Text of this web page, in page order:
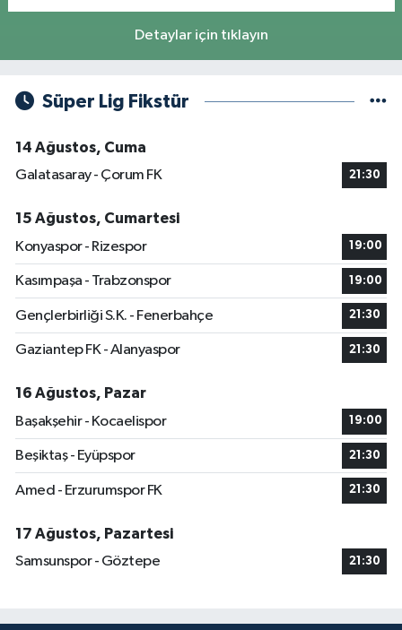
Detaylar için tıklayın
Süper Lig Fikstür
14 Ağustos, Cuma
Galatasaray - Çorum FK
21:30
15 Ağustos, Cumartesi
Konyaspor - Rizespor
19:00
Kasımpaşa - Trabzonspor 19:00
Gençlerbirliği S.K. - Fenerbahçe 21:30
Gaziantep FK - Alanyaspor 21:30
16 Ağustos, Pazar
Başakşehir - Kocaelispor
19:00
Beşiktaş - Eyüpspor 21:30
Amed - Erzurumspor FK 21:30
17 Ağustos, Pazartesi
Samsunspor - Göztepe
21:30